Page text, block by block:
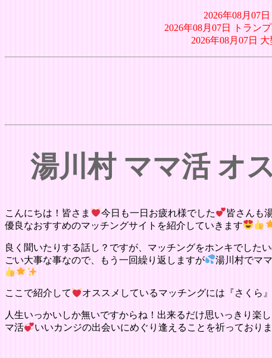
2026年08月07
2026年08月07日 トラン
2026年08月07日
湯川村 ママ活 オ
こんにちは！皆さま 今日も一日お疲れ様でした 皆さんも
優良なおすすめのマッチングサイトを紹介していきます
良く聞いたりする話し？ですが、マッチングをホンキでした
ごい大事な事なので、もう一回繰り返しますが
湯川村でマ
ここで紹介して オススメしているマッチングには『さくら
人生いっかいしか無いですからね！出来るだけ思いっきり楽
マ活
いいカンジの出会いにめぐり逢えることを祈っており